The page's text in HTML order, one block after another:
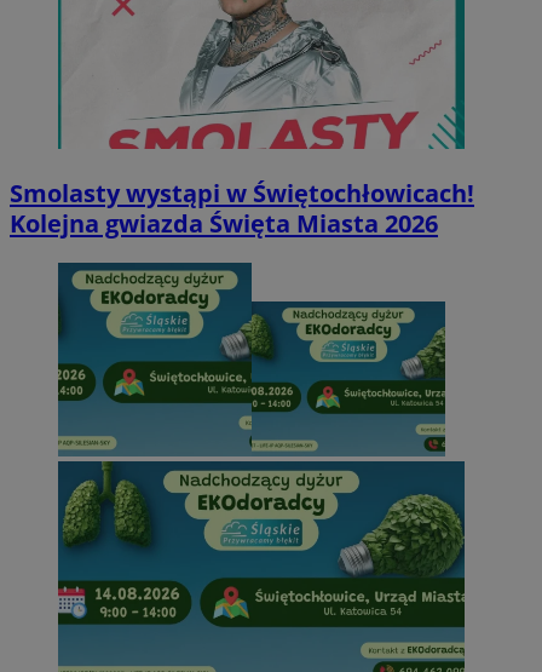
Smolasty wystąpi w Świętochłowicach!
Kolejna gwiazda Święta Miasta 2026